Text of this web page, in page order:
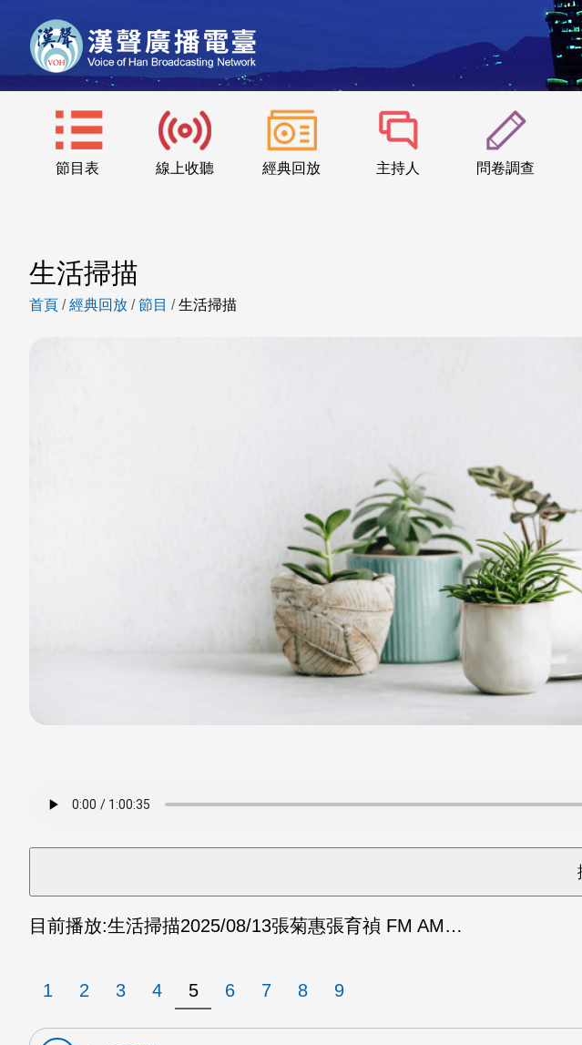
節目表 線上收聽 經典回放 主持人 問卷調查
生活掃描
首頁 /經典回放 /節目 /生活掃描
目前播放:生活掃描2025/08/13張菊惠張育禎 FM AM…
1 2 3 4 5 6 7 8 9